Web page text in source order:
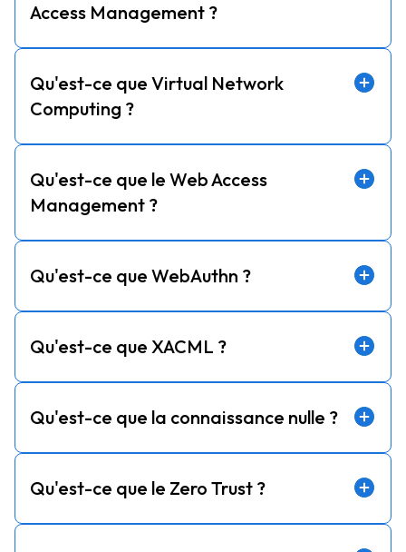
Access Management ?
Qu'est-ce que Virtual Network
Computing ?
Qu'est-ce que le Web Access
Management ?
Qu'est-ce que WebAuthn ?
Qu'est-ce que XACML ?
Qu'est-ce que la connaissance nulle ?
Qu'est-ce que le Zero Trust ?